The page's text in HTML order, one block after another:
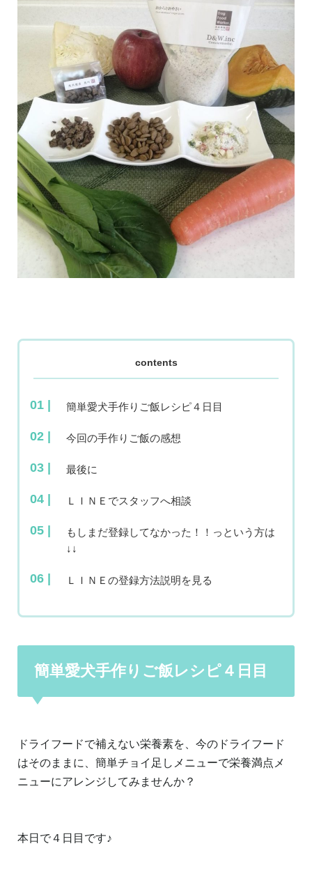
contents
簡単愛犬手作りご飯レシピ４日目
今回の手作りご飯の感想
最後に
ＬＩＮＥでスタッフへ相談
もしまだ登録してなかった！！っという方は
↓↓
ＬＩＮＥの登録方法説明を見る
簡単愛犬手作りご飯レシピ４日目
ドライフードで補えない栄養素を、今のドライフード
はそのままに、簡単チョイ足しメニューで栄養満点メ
ニューにアレンジしてみませんか？
本日で４日目です♪